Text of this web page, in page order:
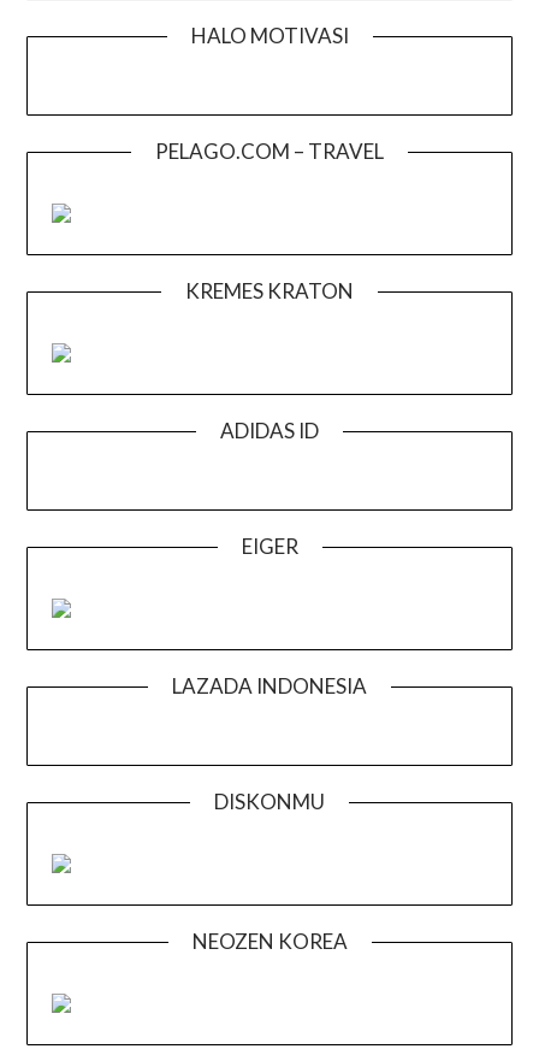
HALO MOTIVASI
PELAGO.COM – TRAVEL
KREMES KRATON
ADIDAS ID
EIGER
LAZADA INDONESIA
DISKONMU
NEOZEN KOREA